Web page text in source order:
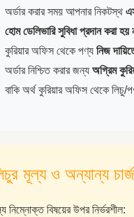
অর্ডার করার সময় আপনার নিকটস্থ
হোম ডেলিভারি সুবিধা প্রদান করা হয়
কুরিয়ার অফিস থেকে পণ্য নিজ
অর্ডার নিশ্চিত করার জন্য অগ্রিম
বাকি অর্থ কুরিয়ার অফিস থেকে
মূল্য ও অন্যান্য চার্জ
নিম্নোক্ত বিষয়ের উপর নির্ভরশীল: